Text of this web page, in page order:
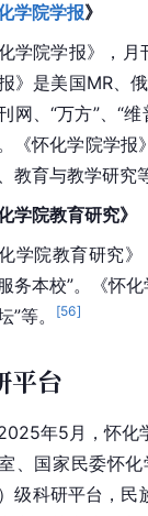
学院学报》
化学院学报》，月
》是美国MR、
网、“万方”、“
《怀化学院学报
教育与教学研究
学院教育研究》
化学院教育研究
务本校”。《怀化
”等。
[56]
平台
年5月，怀化
、国家民委怀
）级科研平台，